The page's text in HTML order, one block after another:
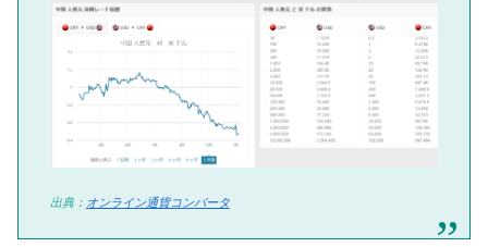
出典： オンライン通貨コンバータ